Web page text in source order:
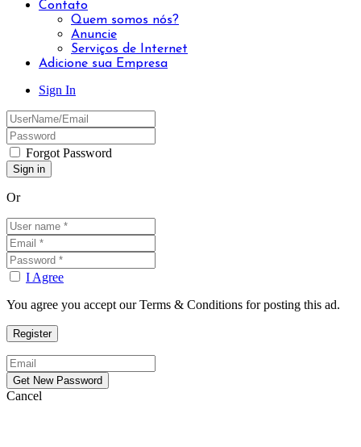
Contato
Quem somos nós?
Anuncie
Serviços de Internet
Adicione sua Empresa
Sign In
Forgot Password
Or
I Agree
You agree you accept our Terms & Conditions for posting this ad.
Cancel